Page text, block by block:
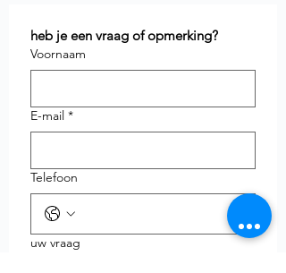
heb je een vraag of opmerking?
Voornaam
E-mail *
Telefoon
uw vraag